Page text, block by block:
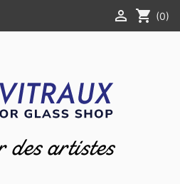
 shopping_cart (0)
des artistes